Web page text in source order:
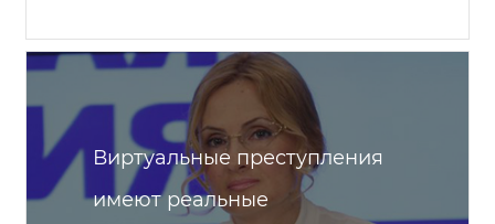
Виртуальные преступления
имеют реальные